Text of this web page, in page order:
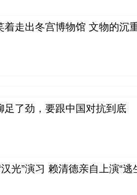
着走出冬宫博物馆 文物的沉
足了劲，要跟中国对抗到底
光”演习 赖清德亲自上演“逃